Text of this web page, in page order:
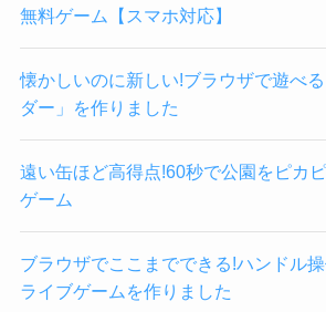
無料ゲーム【スマホ対応】
懐かしいのに新しい!ブラウザで遊べ
ダー」を作りました
遠い缶ほど高得点!60秒で公園をピカ
ゲーム
ブラウザでここまでできる!ハンドル
ライブゲームを作りました